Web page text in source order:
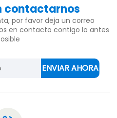
contactarnos
por favor deja un correo
en contacto contigo lo antes
ENVIAR AHORA